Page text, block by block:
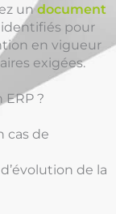
undocument
pour
en vigueur
exigées.
?
cas de
de la